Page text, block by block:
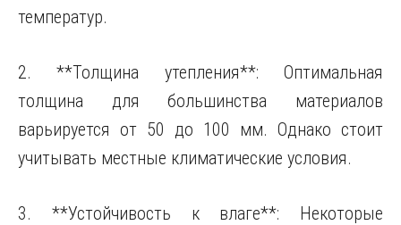
температур.
2. **Толщина утепления**: Оптимальная
толщина для большинства материалов
варьируется от 50 до 100 мм. Однако стоит
учитывать местные климатические условия.
3. **Устойчивость к влаге**: Некоторые